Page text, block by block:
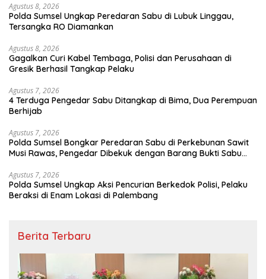
Agustus 8, 2026
Polda Sumsel Ungkap Peredaran Sabu di Lubuk Linggau,
Tersangka RO Diamankan
Agustus 8, 2026
Gagalkan Curi Kabel Tembaga, Polisi dan Perusahaan di
Gresik Berhasil Tangkap Pelaku
Agustus 7, 2026
4 Terduga Pengedar Sabu Ditangkap di Bima, Dua Perempuan
Berhijab
Agustus 7, 2026
Polda Sumsel Bongkar Peredaran Sabu di Perkebunan Sawit
Musi Rawas, Pengedar Dibekuk dengan Barang Bukti Sabu
Agustus 7, 2026
Polda Sumsel Ungkap Aksi Pencurian Berkedok Polisi, Pelaku
Beraksi di Enam Lokasi di Palembang
Berita Terbaru